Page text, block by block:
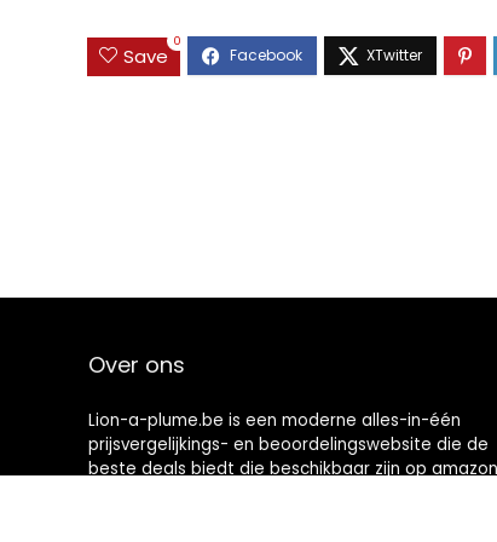
Save
0
Over ons
Lion-a-plume.be is een moderne alles-in-één
prijsvergelijkings- en beoordelingswebsite die de
beste deals biedt die beschikbaar zijn op